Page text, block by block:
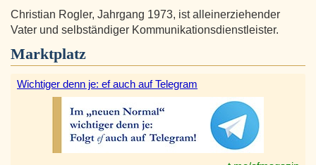
Christian Rogler, Jahrgang 1973, ist alleinerziehender
Vater und selbständiger Kommunikationsdienstleister.
Marktplatz
Wichtiger denn je: ef auch auf Telegram